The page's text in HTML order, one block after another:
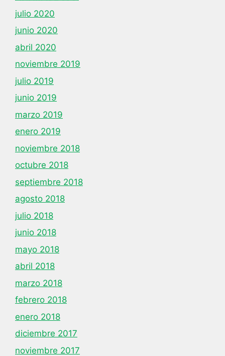
julio 2020
junio 2020
abril 2020
noviembre 2019
julio 2019
junio 2019
marzo 2019
enero 2019
noviembre 2018
octubre 2018
septiembre 2018
agosto 2018
julio 2018
junio 2018
mayo 2018
abril 2018
marzo 2018
febrero 2018
enero 2018
diciembre 2017
noviembre 2017